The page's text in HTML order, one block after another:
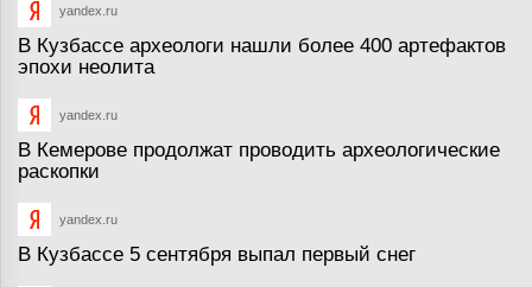
yandex.ru
В Кузбассе археологи нашли более 400 артефактов
эпохи неолита
yandex.ru
В Кемерове продолжат проводить археологические
раскопки
yandex.ru
В Кузбассе 5 сентября выпал первый снег